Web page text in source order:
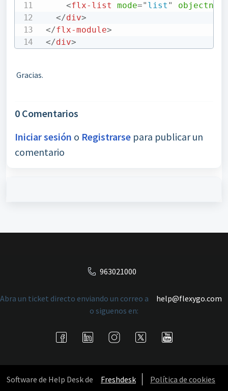
<flx-list mode=" list "
</div>
</flx-module>
</div>
Gracias.
0 Comentarios
Iniciar sesión o Registrarse para publicar un
comentario
963021000
Abra un ticket directo enviando un correo a
help@flexygo.com
o siguenos en:
Software de Help Desk de Freshdesk Política de cookies